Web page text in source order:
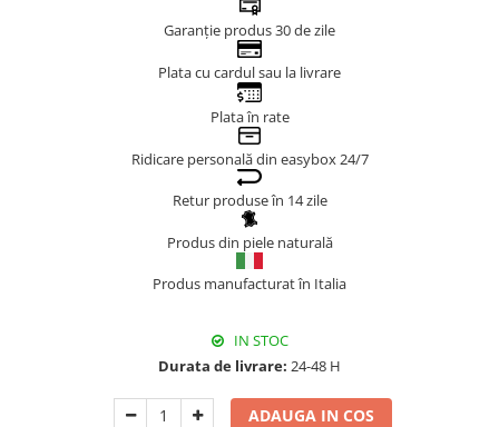
Garanție produs 30 de zile
Plata cu cardul sau la livrare
Plata în rate
Ridicare personală din easybox 24/7
Retur produse în 14 zile
Produs din piele naturală
Produs manufacturat în Italia
IN STOC
Durata de livrare: 24-48 H
ADAUGA IN COS